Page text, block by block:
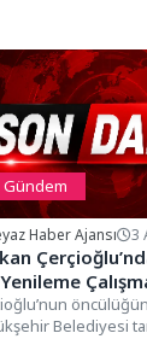
Gündem
Haber Ajansı 3
Belediyesi